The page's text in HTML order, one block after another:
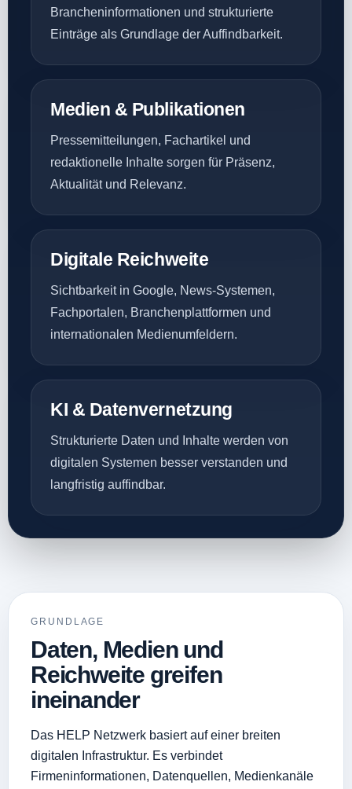
Brancheninformationen und strukturierte
Einträge als Grundlage der Auffindbarkeit.
Medien & Publikationen
Pressemitteilungen, Fachartikel und
redaktionelle Inhalte sorgen für Präsenz,
Aktualität und Relevanz.
Digitale Reichweite
Sichtbarkeit in Google, News-Systemen,
Fachportalen, Branchenplattformen und
internationalen Medienumfeldern.
KI & Datenvernetzung
Strukturierte Daten und Inhalte werden von
digitalen Systemen besser verstanden und
langfristig auffindbar.
GRUNDLAGE
Daten, Medien und
Reichweite greifen
ineinander
Das HELP Netzwerk basiert auf einer breiten
digitalen Infrastruktur. Es verbindet
Firmeninformationen, Datenquellen, Medienkanäle